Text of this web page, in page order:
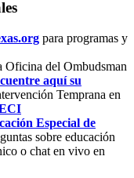
para programas y
Oficina del Ombudsman
aquí su
Temprana en
Especial de
sobre educación
o chat en vivo en